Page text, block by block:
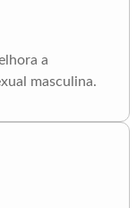
a
masculina.